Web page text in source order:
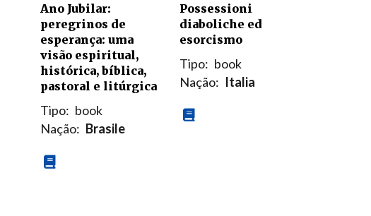
Ano Jubilar:
peregrinos de
esperança: uma
visão espiritual,
histórica, bíblica,
pastoral e litúrgica
Tipo: book
Nação: Brasile
Possessioni
diaboliche ed
esorcismo
Tipo: book
Nação: Italia